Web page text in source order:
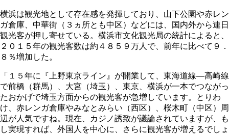
横浜は観光地として存在感を発揮しており、山下公園や赤レン
ガ倉庫、中華街（３ヵ所とも中区）などには、国内外から連日
観光客が押し寄せている。横浜市文化観光局の統計によると、
２０１５年の観光客数は約４８５９万人で、前年に比べて９．
８％増加した。
「１５年に『上野東京ライン』が開業して、東海道線―高崎線
で前橋（群馬）、大宮（埼玉）、東京、横浜が一本でつながっ
たおかげで埼玉方面からの観光客が急増しています。とりわ
け、赤レンガ倉庫やみなとみらい（西区）、桜木町（中区）周
辺が人気ですね。現在、カジノ誘致が議論されていますが、も
し実現すれば、外国人を中心に、さらに観光客が増えるでしょ